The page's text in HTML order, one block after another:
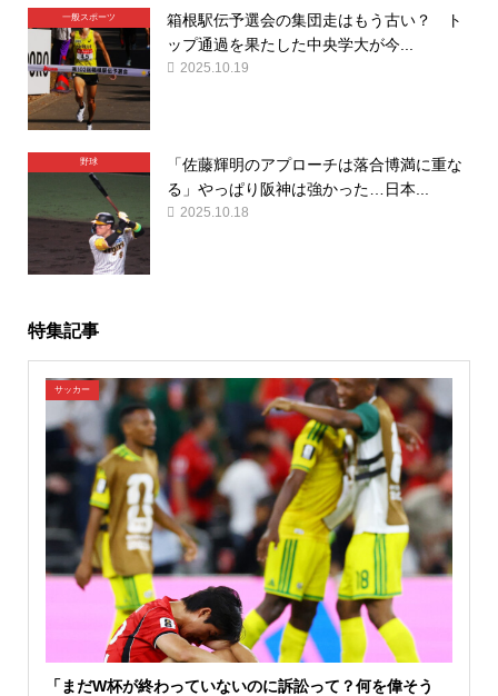
一般スポーツ
箱根駅伝予選会の集団走はもう古い？ ト
ップ通過を果たした中央学大が今...
2025.10.19
野球
「佐藤輝明のアプローチは落合博満に重な
る」やっぱり阪神は強かった…日本...
2025.10.18
特集記事
サッカー
「まだW杯が終わっていないのに訴訟って？何を偉そう